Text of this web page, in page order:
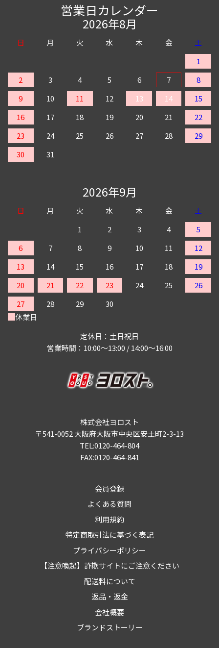
営業日カレンダー
2026年8月
日 月 火 水 木 金
土
1
2
3 4 5 6 7
8
9
10 11 12 13 14
15
16
17 18 19 20 21
22
23
24 25 26 27 28
29
30
31
2026年9月
日 月 火 水 木 金
土
1
2 3 4
5
6
7 8 9 10 11
12
13
14 15 16 17 18
19
20
21 22 23 24 25
26
27
28 29
30
休業日
定休日：土日祝日
営業時間：10:00～13:00 / 14:00～16:00
株式会社ヨロスト
〒541-0052 大阪府大阪市中央区安土町2-3-13
TEL:0120-464-804
FAX:0120-464-841
会員登録
よくある質問
利用規約
特定商取引法に基づく表記
プライバシーポリシー
【注意喚起】詐欺サイトにご注意ください
配送料について
返品・返金
会社概要
ブランドストーリー